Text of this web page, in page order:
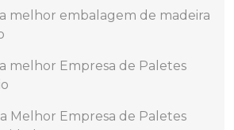
melhor embalagem de madeira
melhor Empresa de Paletes
Melhor Empresa de Paletes